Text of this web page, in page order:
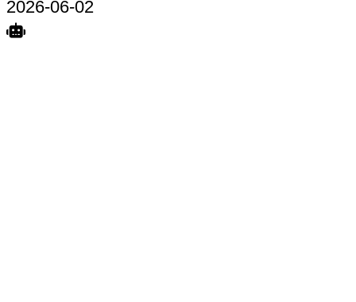
2026-06-02